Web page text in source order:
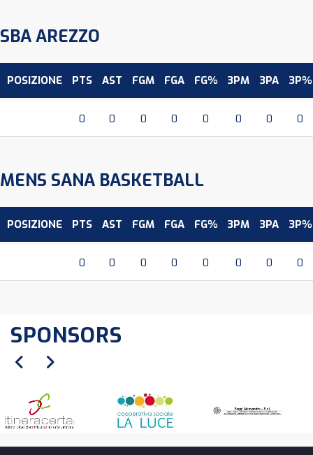
SBA AREZZO
POSIZIONE PTS AST FGM FGA FG% 3PM 3PA 3P%
0 0 0 0 0 0 0 0
MENS SANA BASKETBALL
POSIZIONE PTS AST FGM FGA FG% 3PM 3PA 3P%
0 0 0 0 0 0 0 0
SPONSORS